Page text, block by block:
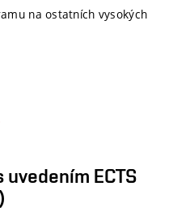
na ostatních vysokých
ECTS